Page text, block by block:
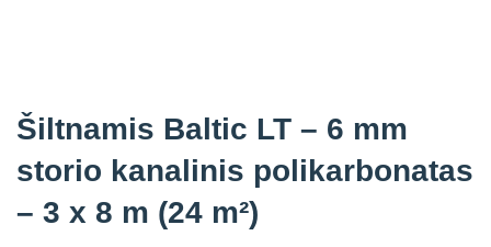
Šiltnamis Baltic LT – 6 mm
storio kanalinis polikarbonatas
– 3 x 8 m (24 m²)